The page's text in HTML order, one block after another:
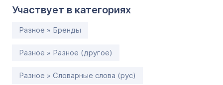
Участвует в категориях
Разное » Бренды
Разное » Разное (другое)
Разное » Словарные слова (рус)